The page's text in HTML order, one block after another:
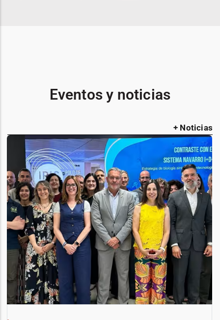
Eventos y noticias
+ Noticias